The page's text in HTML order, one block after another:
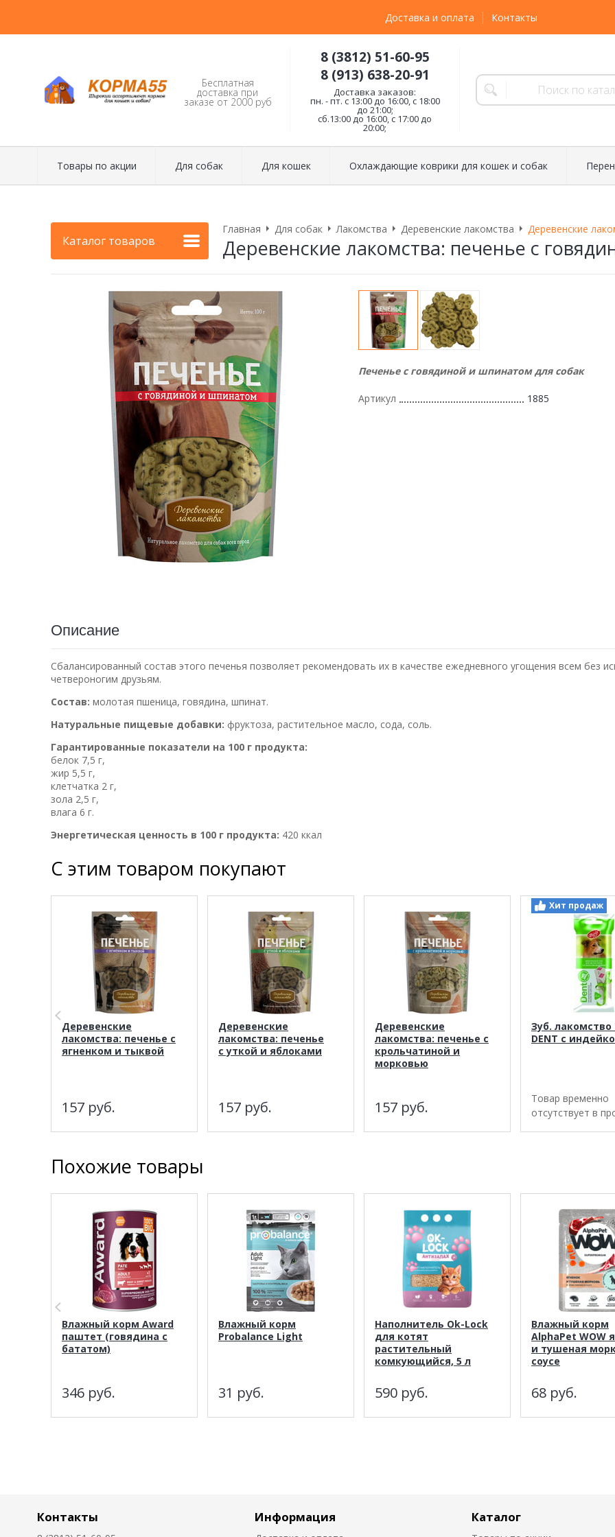
Доставка и оплата Контакты
Бесплатная
доставка при
заказе от 2000 руб
8 (3812) 51-60-95
8 (913) 638-20-91
Доставка заказов:
пн. - пт. с 13:00 до 16:00, с 18:00
до 21:00;
сб.13:00 до 16:00, с 17:00 до
20:00;
Товары по акции Для собак Для кошек Охлаждающие коврики для кошек и собак
Каталог товаров
Главная Для собак Лакомства Деревенские лакомства Деревенские
Деревенские лакомства: печенье с
Печенье с говядиной и шпинатом для собак
Артикул 1885
Описание
Сбалансированный состав этого печенья позволяет рекомендовать их в качестве ежедневного угощения всем без
четвероногим друзьям.
Состав: молотая пшеница, говядина, шпинат.
Натуральные пищевые добавки: фруктоза, растительное масло, сода, соль.
Гарантированные показатели на 100 г продукта:
белок 7,5 г,
жир 5,5 г,
клетчатка 2 г,
зола 2,5 г,
влага 6 г.
Энергетическая ценность в 100 г продукта: 420 ккал
С этим товаром покупают
Деревенские
лакомства: печенье с
ягненком и тыквой
157 руб.
Деревенские
лакомства: печенье
с уткой и яблоками
157 руб.
Деревенские
лакомства: печенье с
крольчатиной и
морковью
157 руб.
Хит продаж
Зуб. лакомство
DENT с
Товар временно
отсутствует в
Похожие товары
Влажный корм Award
паштет (говядина с
бататом)
346 руб.
Влажный корм
Probalance Light
31 руб.
Наполнитель Ok-Lock
для котят
растительный
комкующийся, 5 л
590 руб.
Влажный корм
AlphaPet WOW
и тушеная
соусе
68 руб.
Контакты Информация Каталог